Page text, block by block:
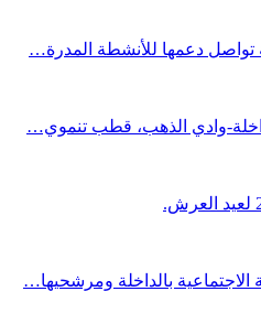
تواصل دعمها للأنشطة المدرة…
وادي الذهب، قطب تنموي…
الاجتماعية بالداخلة ومرشحيها…